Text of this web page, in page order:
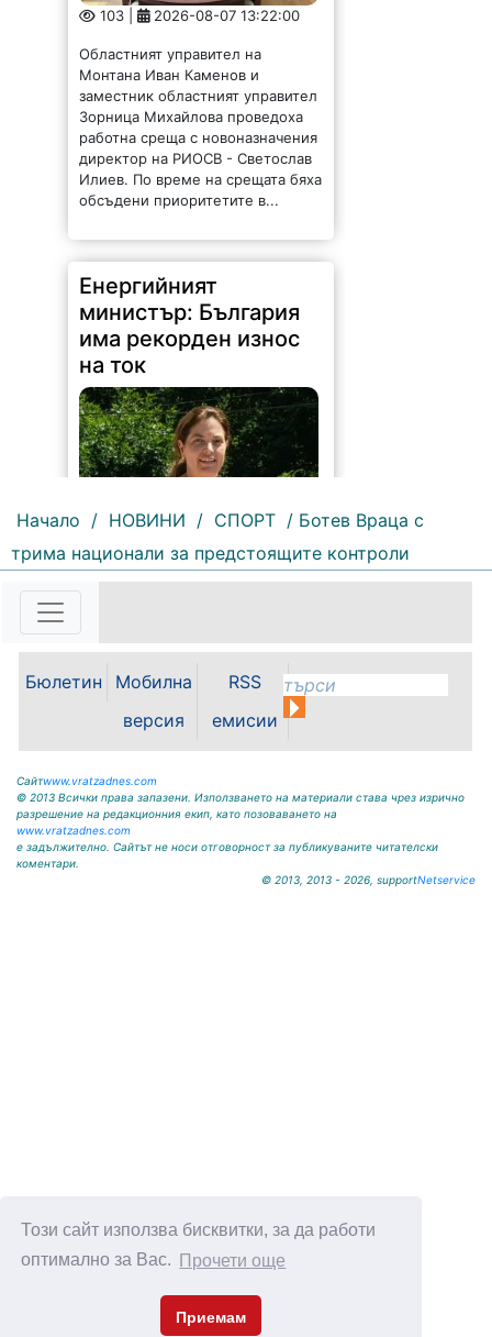
Този сайт използва бисквитки, за да работи
оптимално за Вас.
Прочети още
Приемам
103 | 2026-08-07 13:22:00
Областният управител на
Монтана Иван Каменов и
заместник областният управител
Зорница Михайлова проведоха
работна среща с новоназначения
директор на РИОСВ - Светослав
Илиев. По време на срещата бяха
обсъдени приоритетите в...
Енергийният
министър: България
има рекорден износ
на ток
количества електроенергия, а
АЕЦ „Козлодуй“ продължава да
работи без затруднения въпреки
рекордно ниските нива на река
Дунав. Това заяви министърът на
Начало / НОВИНИ / СПОРТ / Ботев Враца с
трима национали за предстоящите контроли
Бюлетин
Мобилна
версия
RSS
емисии
Сайтwww.vratzadnes.com
© 2013 Всички права запазени. Използването на материали става чрез изрично
разрешение на редакционния екип, като позоваването на
www.vratzadnes.com
е задължително. Сайтът не носи отговорност за публикуваните читателски
коментари.
© 2013, 2013 - 2026, supportNetservice